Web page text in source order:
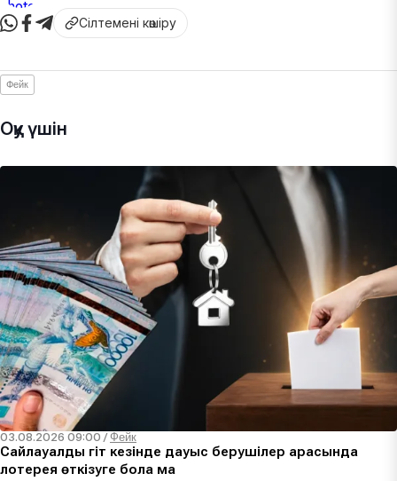
Сілтемені көшіру
Фейк
Оқу үшін
03.08.2026 09:00 /Фейк
Сайлауалды үгіт кезінде дауыс берушілер арасында
лотерея өткізуге бола ма